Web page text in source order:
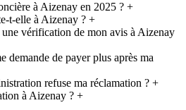
à Aizenay en 2025 ?+
t-elle à Aizenay ?+
vérification de mon avis à Aizenay
demande de payer plus après ma
refuse ma réclamation ?+
à Aizenay ?+